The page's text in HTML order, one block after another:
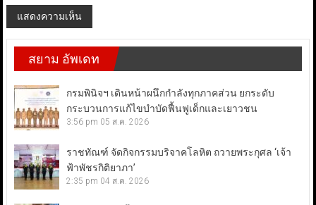
สยาม อัพเดท
กรมพินิจฯ เดินหน้าผนึกกำลังทุกภาคส่วน ยกระดับ
กระบวนการแก้ไขบำบัดฟื้นฟูเด็กและเยาวชน
3:56 pm 05 ส.ค. 2026
ราชทัณฑ์ จัดกิจกรรมบริจาคโลหิต ถวายพระกุศล ‘เจ้า
ฟ้าพัชรกิติยาภา’
2:35 pm 04 ส.ค. 2026